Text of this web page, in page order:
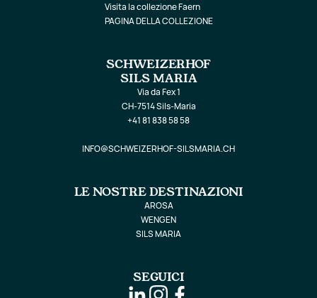
Visita la collezione Faern
PAGINA DELLA COLLEZIONE
SCHWEIZERHOF
SILS MARIA
Via da Fex 1
CH-7514 Sils-Maria
+41 81 838 58 58
INFO@SCHWEIZERHOF-SILSMARIA.CH
LE NOSTRE DESTINAZIONI
AROSA
WENGEN
SILS MARIA
SEGUICI